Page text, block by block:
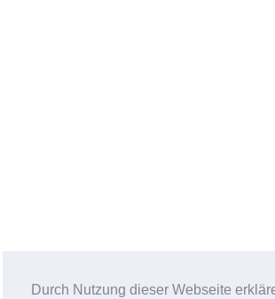
Durch Nutzung dieser Webseite